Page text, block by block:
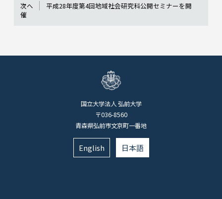
次へ
平成28年度第4回地域社会研究科公開セミナーを開
催
国立大学法人 弘前大学
〒036-8560
青森県弘前市文京町一番地
English 日本語